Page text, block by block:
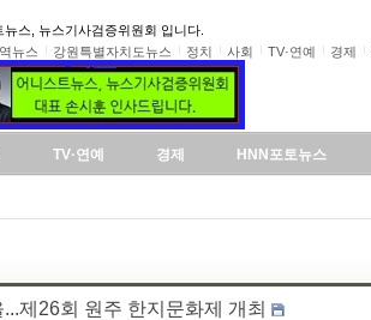
뉴스, 뉴스기사검증위원회 입니다.
뉴스 강원특별자치도뉴스 정치 사회 TV·연예 경제
TV·연예 경제 HNN포토뉴스
제26회 원주 한지문화제 개최